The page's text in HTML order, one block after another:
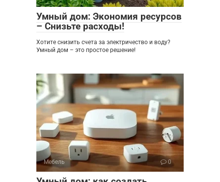
Умный дом: Экономия ресурсов
– Снизьте расходы!
Хотите снизить счета за электричество и воду?
Умный дом – это простое решение!
Мебель 0